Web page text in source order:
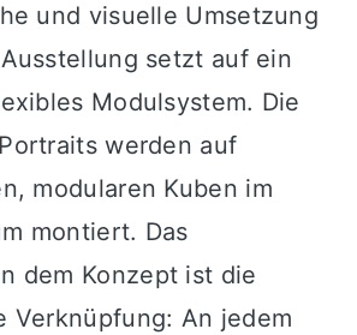
und visuelle Umsetzung
setzt auf ein
Modulsystem. Die
werden auf
modularen Kuben im
montiert. Das
dem Konzept ist die
Verknüpfung: An jedem